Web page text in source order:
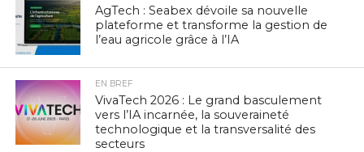
AgTech : Seabex dévoile sa nouvelle
plateforme et transforme la gestion de
l’eau agricole grâce à l’IA
EN BREF
VivaTech 2026 : Le grand basculement
vers l’IA incarnée, la souveraineté
technologique et la transversalité des
secteurs